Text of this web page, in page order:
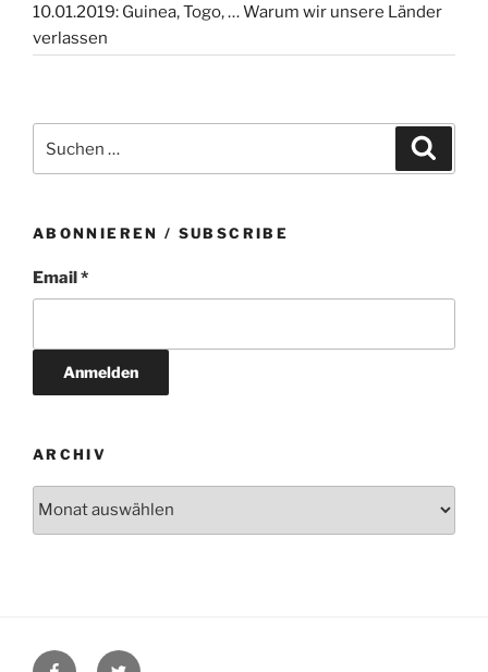
10.01.2019: Guinea, Togo, … Warum wir unsere Länder
verlassen
nach:
ABONNIEREN / SUBSCRIBE
Email *
ARCHIV
FacebookTwitter